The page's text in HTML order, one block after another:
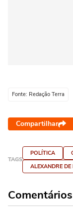
Fonte: Redação Terra
Compartilhar
TAGS
POLÍTICA
ALEXANDRE DE